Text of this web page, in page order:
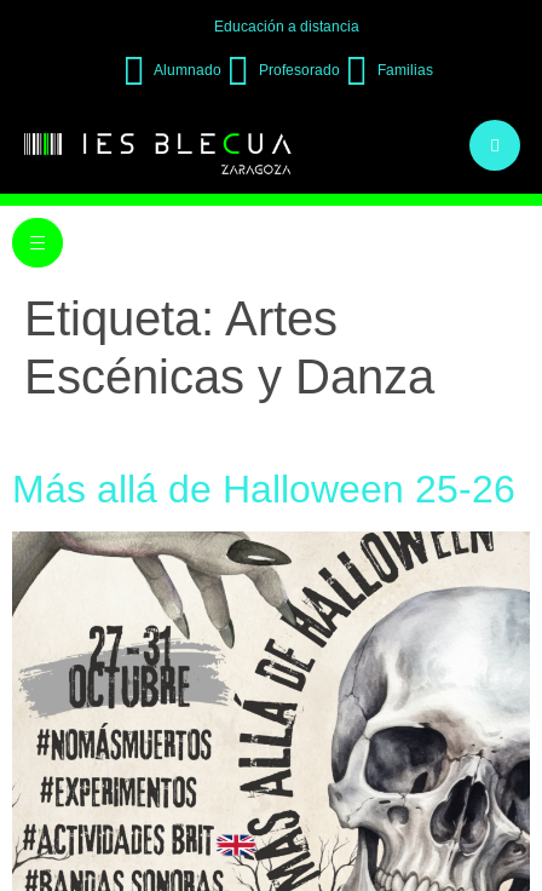
Educación a distancia
Alumnado Profesorado Familias
Etiqueta: Artes
Escénicas y Danza
Más allá de Halloween 25-26